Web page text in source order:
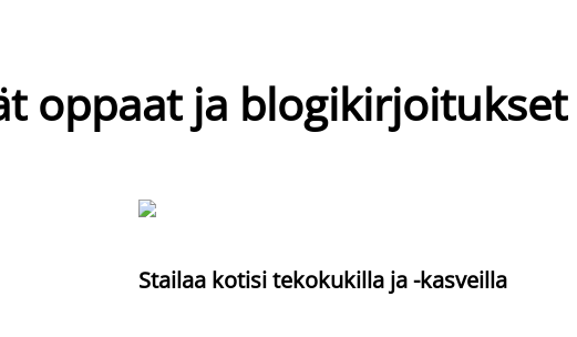
oppaat ja blogikirjoitukset
Stailaa kotisi tekokukilla ja -kasveilla